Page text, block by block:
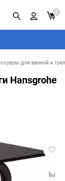
0
для ванной и
Hansgrohe
в